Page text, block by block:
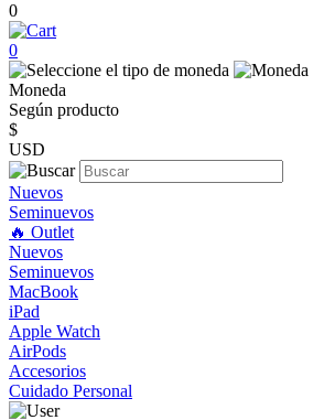
0
0
Moneda
Según producto
$
USD
Nuevos
Seminuevos
🔥 Outlet
Nuevos
Seminuevos
MacBook
iPad
Apple Watch
AirPods
Accesorios
Cuidado Personal